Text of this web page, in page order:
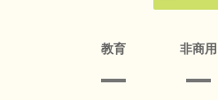
教育 非商用